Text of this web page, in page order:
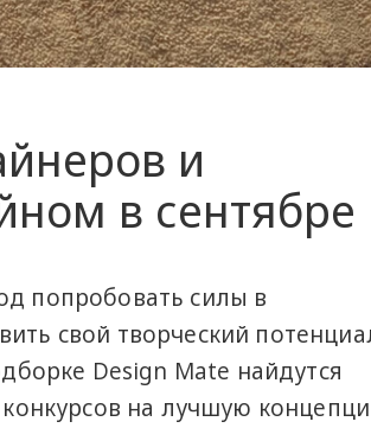
и
в сентябре
попробовать силы в
свой творческий
Design Mate найдутся
на лучшую